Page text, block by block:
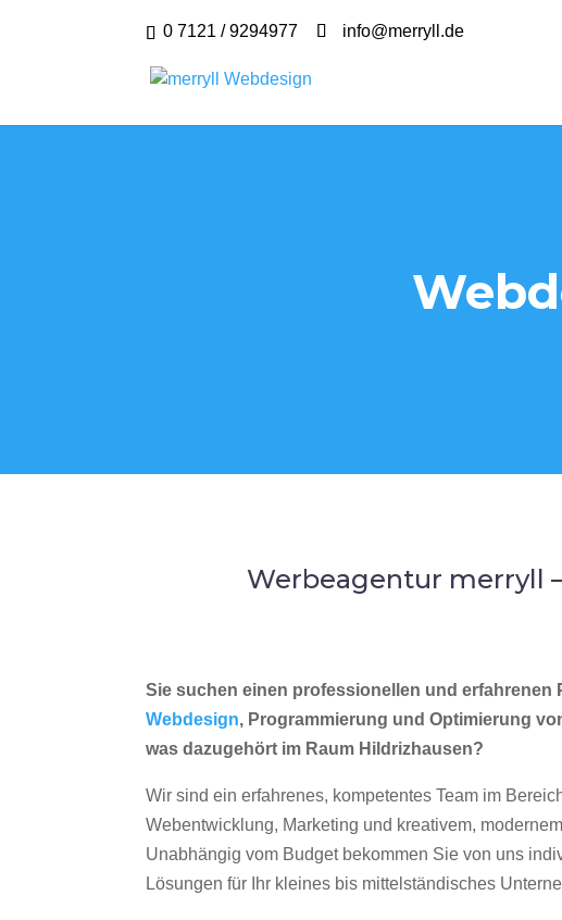
0 7121 / 9294977 info@merryll.de
Werbeagentur merryll
Sie suchen einen professionellen und erfahrenen
Webdesign, Programmierung und Optimierung
was dazugehört im Raum Hildrizhausen?
Wir sind ein erfahrenes, kompetentes Team im
Webentwicklung, Marketing und kreativem,
Unabhängig vom Budget bekommen Sie von uns
Lösungen für Ihr kleines bis mittelständisches